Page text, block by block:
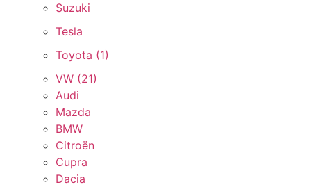
Suzuki
Tesla
Toyota (1)
VW (21)
Audi
Mazda
BMW
Citroën
Cupra
Dacia